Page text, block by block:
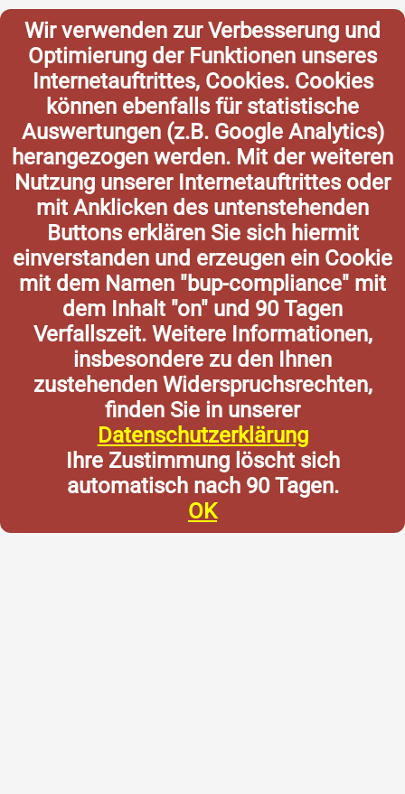
Wir verwenden zur Verbesserung und
Optimierung der Funktionen unseres
Internetauftrittes, Cookies. Cookies
können ebenfalls für statistische
Auswertungen (z.B. Google Analytics)
herangezogen werden. Mit der weiteren
Nutzung unserer Internetauftrittes oder
mit Anklicken des untenstehenden
Buttons erklären Sie sich hiermit
einverstanden und erzeugen ein Cookie
mit dem Namen "bup-compliance" mit
dem Inhalt "on" und 90 Tagen
Verfallszeit. Weitere Informationen,
insbesondere zu den Ihnen
zustehenden Widerspruchsrechten,
finden Sie in unserer
Datenschutzerklärung
Ihre Zustimmung löscht sich
automatisch nach 90 Tagen.
OK